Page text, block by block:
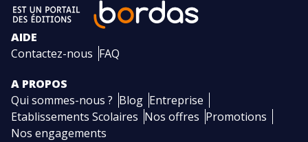
AIDE
Contactez-nous FAQ
A PROPOS
Qui sommes-nous ? Blog Entreprise
Etablissements Scolaires Nos offres Promotions
Nos engagements